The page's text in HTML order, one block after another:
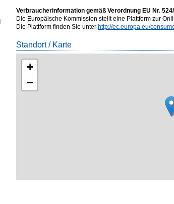
Verbraucherinformation gemäß Verordnung EU Nr.
Die Europäische Kommission stellt eine Plattform zur
Die Plattform finden Sie unter http://ec.europa.eu/
Standort / Karte
+
−